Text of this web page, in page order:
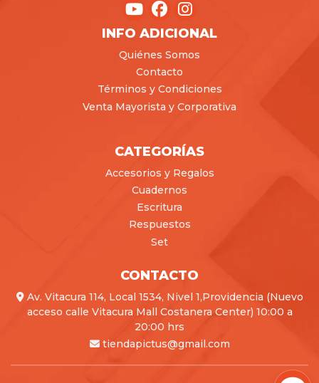
INFO ADICIONAL
Quiénes Somos
Contacto
Términos y Condiciones
Venta Mayorista y Corporativa
CATEGORÍAS
Accesorios y Regalos
Cuadernos
Escritura
Respuestos
Set
CONTACTO
Av. Vitacura 114, Local 1534, Nivel 1,Providencia (Nuevo
acceso calle Vitacura Mall Costanera Center) 10:00 a
20:00 hrs
tiendapictus@gmail.com